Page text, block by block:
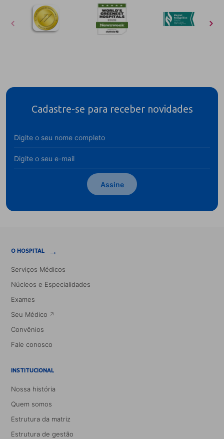
Cadastre-se para receber novidades
Assine
O HOSPITAL →
Serviços Médicos
Núcleos e Especialidades
Exames
Seu Médico
Convênios
Fale conosco
INSTITUCIONAL
Nossa história
Quem somos
Estrutura da matriz
Estrutura de gestão